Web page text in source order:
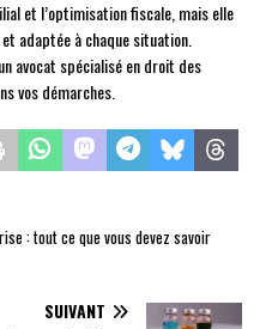
et l’optimisation fiscale, mais elle
adaptée à chaque situation.
avocat spécialisé en droit des
vos démarches.
: tout ce que vous devez savoir
SUIVANT